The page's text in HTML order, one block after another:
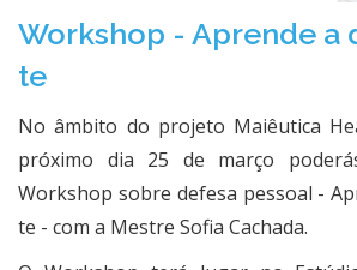
​Workshop - Aprende a
te
No âmbito do projeto Maiêutica
próximo dia 25 de março
Workshop sobre defesa pessoal -
te - com a Mestre Sofia Cachada.